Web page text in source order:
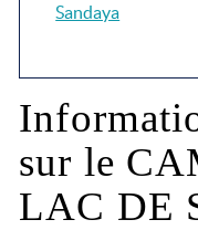
Sandaya
sur le
LAC DE